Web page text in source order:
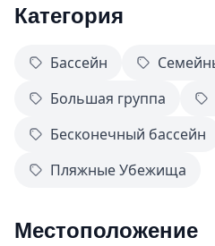
Категория
Бассейн
Большая группа
Бесконечный бассейн
Пляжные Убежища
Местоположение